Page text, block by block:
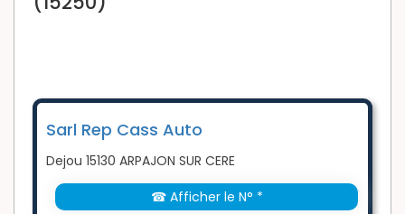
Sarl Rep Cass Auto
Dejou 15130 ARPAJON SUR CERE
☎ Afficher le N° *